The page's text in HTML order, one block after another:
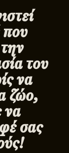
του
να
ζώο,
να
σας